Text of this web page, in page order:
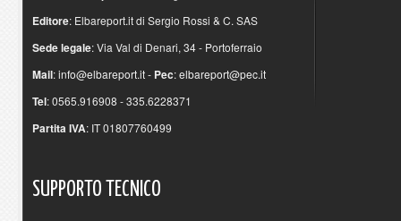
Editore: Elbareport.it di Sergio Rossi & C. SAS
Sede legale: Via Val di Denari, 34 - Portoferraio
Mail:info@elbareport.it- Pec:elbareport@pec.it
Tel: 0565.916908 - 335.6228371
Partita IVA: IT 01807760499
SUPPORTO TECNICO